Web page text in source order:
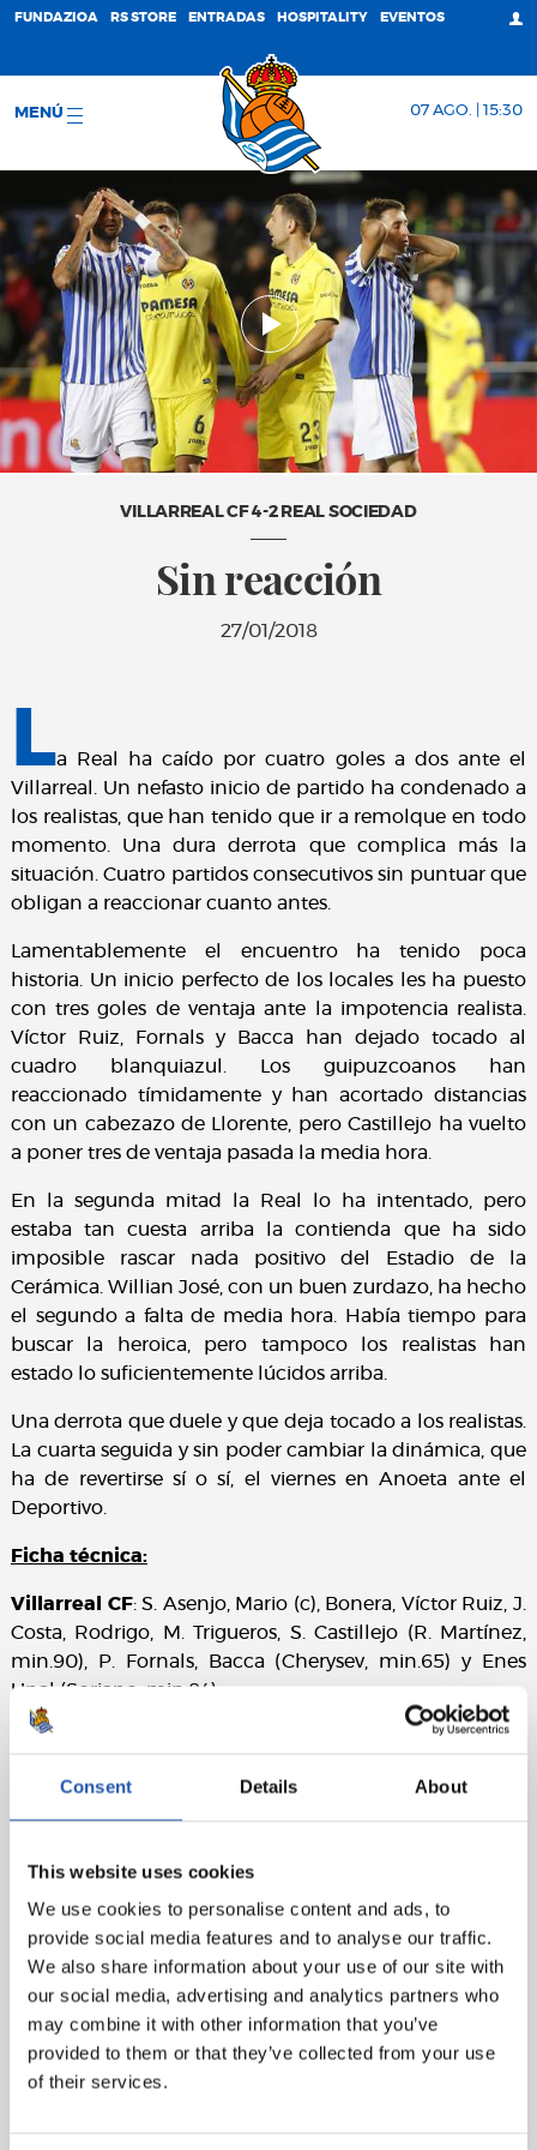
Consent Details About
This website uses cookies
We use cookies to personalise content and ads, to
provide social media features and to analyse our traffic.
We also share information about your use of our site with
our social media, advertising and analytics partners who
may combine it with other information that you’ve
provided to them or that they’ve collected from your use
of their services.
FUNDAZIOA RS STORE ENTRADAS HOSPITALITY EVENTOS
MENÚ 07 AGO. | 15:30
VILLARREAL CF 4-2 REAL SOCIEDAD
Sin reacción
27/01/2018
La Real ha caído por cuatro goles a dos ante el
Villarreal. Un nefasto inicio de partido ha condenado a
los realistas, que han tenido que ir a remolque en todo
momento. Una dura derrota que complica más la
situación. Cuatro partidos consecutivos sin puntuar que
obligan a reaccionar cuanto antes.
Lamentablemente el encuentro ha tenido poca
historia. Un inicio perfecto de los locales les ha puesto
con tres goles de ventaja ante la impotencia realista.
Víctor Ruiz, Fornals y Bacca han dejado tocado al
cuadro blanquiazul. Los guipuzcoanos han
reaccionado tímidamente y han acortado distancias
con un cabezazo de Llorente, pero Castillejo ha vuelto
a poner tres de ventaja pasada la media hora.
En la segunda mitad la Real lo ha intentado, pero
estaba tan cuesta arriba la contienda que ha sido
imposible rascar nada positivo del Estadio de la
Cerámica. Willian José, con un buen zurdazo, ha hecho
el segundo a falta de media hora. Había tiempo para
buscar la heroica, pero tampoco los realistas han
estado lo suficientemente lúcidos arriba.
Una derrota que duele y que deja tocado a los realistas.
La cuarta seguida y sin poder cambiar la dinámica, que
ha de revertirse sí o sí, el viernes en Anoeta ante el
Deportivo.
Ficha técnica:
Villarreal CF: S. Asenjo, Mario (c), Bonera, Víctor Ruiz, J.
Costa, Rodrigo, M. Trigueros, S. Castillejo (R. Martínez,
min.90), P. Fornals, Bacca (Cherysev, min.65) y Enes
Unal (Soriano, min.84).
Real Sociedad
: T. Ramírez, Odriozola, Llorente R., Raúl
Prieto (c) (Agirretxe, min.85), Januzaj (Canales, min.63),
Oyarzabal y Willian J.
Goles: 1-0: Víctor Ruiz, min.5. 2-0: P. Fornals, min.17. 3-0:
Bacca, min.20. 3-1: Llorente R., min.24. 4-1: S. Castillejo,
min.34. 4-2: Willian J., min.58.
Árbitro: Del Cerro Grande. Ha amonestado al local J.
Costa y al visitante Raúl Navas.